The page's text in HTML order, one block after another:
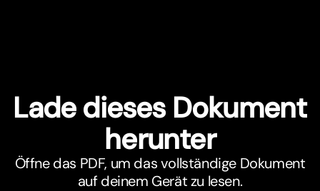
Lade dieses Dokument
herunter
Öffne das PDF, um das vollständige Dokument
auf deinem Gerät zu lesen.